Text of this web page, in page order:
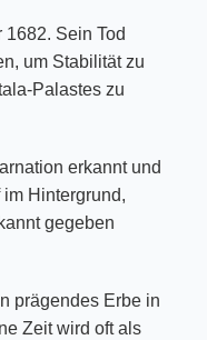
Sein Tod
um Stabilität zu
Palastes zu
erkannt und
Hintergrund,
gegeben
prägendes Erbe in
Zeit wird oft als